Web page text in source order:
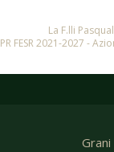
La F.lli
PR FESR 2021-2027 -
Grani